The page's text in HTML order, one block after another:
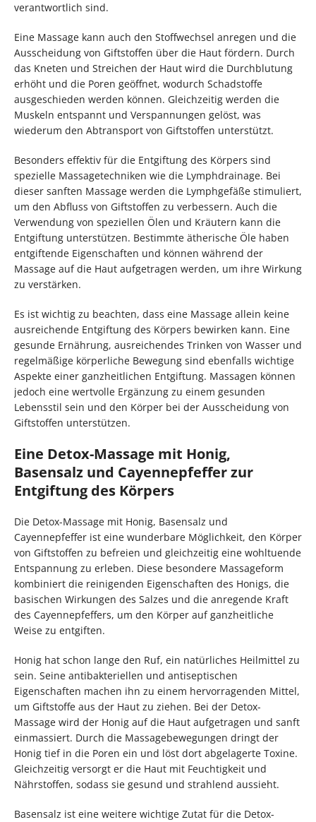
verantwortlich sind.
Eine Massage kann auch den Stoffwechsel anregen und die
Ausscheidung von Giftstoffen über die Haut fördern. Durch
das Kneten und Streichen der Haut wird die Durchblutung
erhöht und die Poren geöffnet, wodurch Schadstoffe
ausgeschieden werden können. Gleichzeitig werden die
Muskeln entspannt und Verspannungen gelöst, was
wiederum den Abtransport von Giftstoffen unterstützt.
Besonders effektiv für die Entgiftung des Körpers sind
spezielle Massagetechniken wie die Lymphdrainage. Bei
dieser sanften Massage werden die Lymphgefäße stimuliert,
um den Abfluss von Giftstoffen zu verbessern. Auch die
Verwendung von speziellen Ölen und Kräutern kann die
Entgiftung unterstützen. Bestimmte ätherische Öle haben
entgiftende Eigenschaften und können während der
Massage auf die Haut aufgetragen werden, um ihre Wirkung
zu verstärken.
Es ist wichtig zu beachten, dass eine Massage allein keine
ausreichende Entgiftung des Körpers bewirken kann. Eine
gesunde Ernährung, ausreichendes Trinken von Wasser und
regelmäßige körperliche Bewegung sind ebenfalls wichtige
Aspekte einer ganzheitlichen Entgiftung. Massagen können
jedoch eine wertvolle Ergänzung zu einem gesunden
Lebensstil sein und den Körper bei der Ausscheidung von
Giftstoffen unterstützen.
Eine Detox-Massage mit Honig,
Basensalz und Cayennepfeffer zur
Entgiftung des Körpers
Die Detox-Massage mit Honig, Basensalz und
Cayennepfeffer ist eine wunderbare Möglichkeit, den Körper
von Giftstoffen zu befreien und gleichzeitig eine wohltuende
Entspannung zu erleben. Diese besondere Massageform
kombiniert die reinigenden Eigenschaften des Honigs, die
basischen Wirkungen des Salzes und die anregende Kraft
des Cayennepfeffers, um den Körper auf ganzheitliche
Weise zu entgiften.
Honig hat schon lange den Ruf, ein natürliches Heilmittel zu
sein. Seine antibakteriellen und antiseptischen
Eigenschaften machen ihn zu einem hervorragenden Mittel,
um Giftstoffe aus der Haut zu ziehen. Bei der Detox-
Massage wird der Honig auf die Haut aufgetragen und sanft
einmassiert. Durch die Massagebewegungen dringt der
Honig tief in die Poren ein und löst dort abgelagerte Toxine.
Gleichzeitig versorgt er die Haut mit Feuchtigkeit und
Nährstoffen, sodass sie gesund und strahlend aussieht.
Basensalz ist eine weitere wichtige Zutat für die Detox-